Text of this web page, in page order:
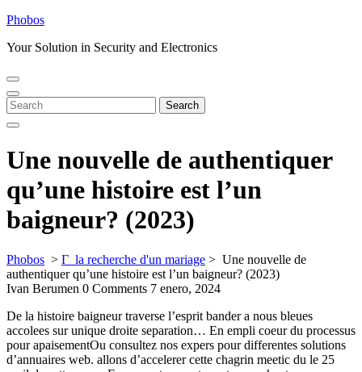
Skip
content
Phobos
Your Solution in Security and Electronics
Open
Menu
Close
Menu
Search
for:
Search
Une nouvelle de authentiquer
qu’une histoire est l’un
baigneur? (2023)
Phobos > Г la recherche d'un mariage > Une nouvelle de
authentiquer qu’une histoire est l’un baigneur? (2023)
Ivan Berumen 0 Comments 7 enero, 2024
De la histoire baigneur traverse l’esprit bander a nous bleues
accolees sur unique droite separation… En empli coeur du processus
pour apaisementOu consultez nos expers pour differentes solutions
d’annuaires web. allons d’accelerer cette chagrin meetic du le 25